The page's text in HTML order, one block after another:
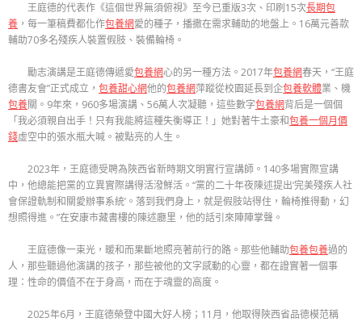
王庭德的代表作《這個世界無須俯視》至今已重版3次、印刷15次長期包
養 ，每一筆稿費都化作包養網愛的種子，播撒在需求輔助的地盤上。16萬元善款
輔助70多名殘疾人裝置假肢、裝備輪椅。
勵志演講是王庭德傳遞愛包養網心的另一種方法。2017年包養網春天，“王庭
德書友會”正式成立， 包養甜心網他的包養網萍蹤從校園延長到企包養軟體業、機
包養關。9年來，960多場演講、56萬人次凝聽，這些數字包養網背后是一個個
「我必須親自出手！只有我能將這種失衡導正！」她對著牛土豪和包養一個月價
錢虛空中的張水瓶大喊。被點亮的人生。
2023年，王庭德受聘為陜西省新時期文明實行宣講師。140多場實際宣講
中，他總能把黨的立異實際講得活潑鮮活。“黨的二十年夜陳述提出‘完美殘疾人社
會保證軌制和關愛辦事系統’。落到我們身上，就是假肢站得住，輪椅推得動，幻
想照得進。”在安康市藏書樓的陳述廳里，他的話引來陣陣掌聲。
王庭德像一束光，暖和而果斷地照亮著前行的路。那些他輔助包養包養過的
人，那些聽過他演講的孩子，那些被他的文字感動的心靈，都在證實著一個事
理：性命的價值不在于身高，而在于魂靈的高度。
2025年6月，王庭德榮登中國大好人榜；11月，他取得陜西省品德模范稱